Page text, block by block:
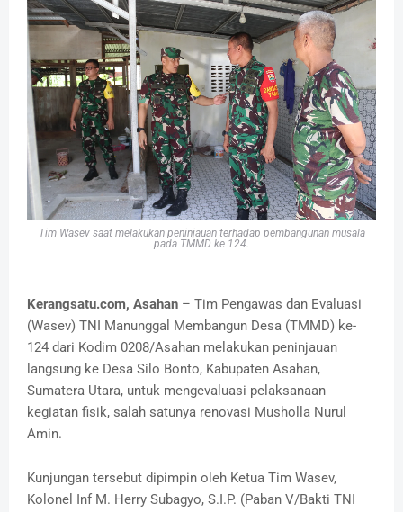
Tim Wasev saat melakukan peninjauan terhadap pembangunan musala
pada TMMD ke 124.
Kerangsatu.com, Asahan – Tim Pengawas dan Evaluasi
(Wasev) TNI Manunggal Membangun Desa (TMMD) ke-
124 dari Kodim 0208/Asahan melakukan peninjauan
langsung ke Desa Silo Bonto, Kabupaten Asahan,
Sumatera Utara, untuk mengevaluasi pelaksanaan
kegiatan fisik, salah satunya renovasi Musholla Nurul
Amin.
Kunjungan tersebut dipimpin oleh Ketua Tim Wasev,
Kolonel Inf M. Herry Subagyo, S.I.P. (Paban V/Bakti TNI